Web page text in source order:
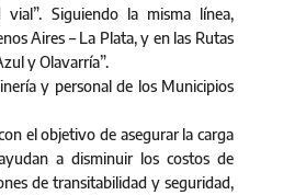
Siguiendo la misma línea,
Aires – La Plata, y en las Rutas
y Olavarría”.
y personal de los Municipios
el objetivo de asegurar la carga
a disminuir los costos de
de transitabilidad y seguridad,